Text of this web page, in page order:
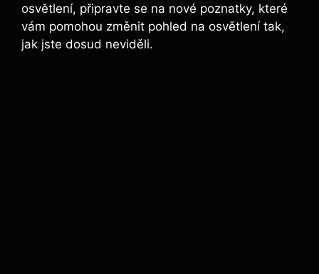
osvětlení,⁣ připravte ⁤se⁢ na nové poznatky, které
vám pomohou změnit pohled na osvětlení tak,
jak jste dosud neviděli.